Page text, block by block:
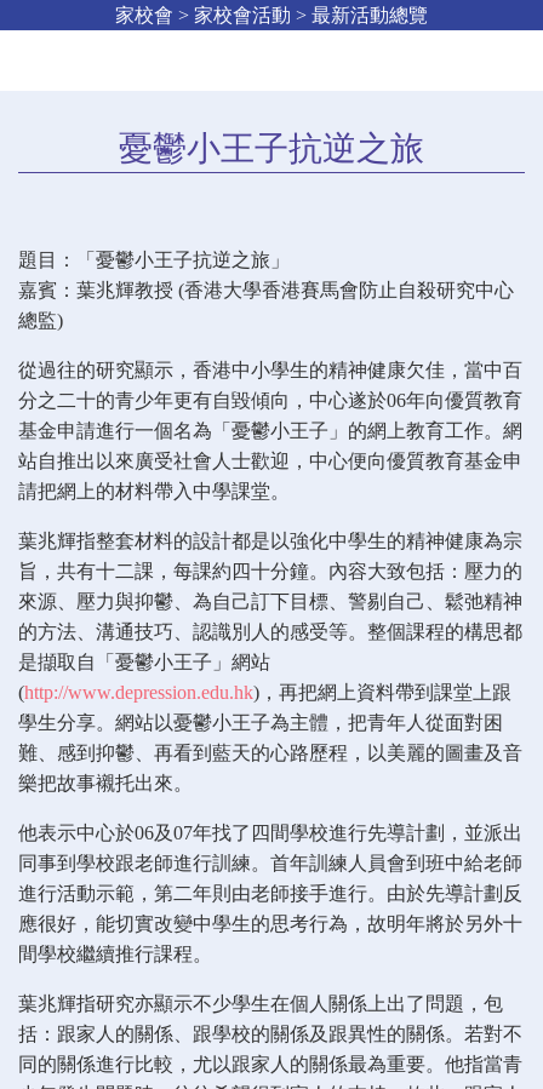
家校會 > 家校會活動 > 最新活動總覽
憂鬱小王子抗逆之旅
題目：「憂鬱小王子抗逆之旅」
嘉賓：葉兆輝教授 (香港大學香港賽馬會防止自殺研究中心
總監)
從過往的研究顯示，香港中小學生的精神健康欠佳，當中百
分之二十的青少年更有自毀傾向，中心遂於06年向優質教育
基金申請進行一個名為「憂鬱小王子」的網上教育工作。網
站自推出以來廣受社會人士歡迎，中心便向優質教育基金申
請把網上的材料帶入中學課堂。
葉兆輝指整套材料的設計都是以強化中學生的精神健康為宗
旨，共有十二課，每課約四十分鐘。內容大致包括：壓力的
來源、壓力與抑鬱、為自己訂下目標、警剔自己、鬆弛精神
的方法、溝通技巧、認識別人的感受等。整個課程的構思都
是擷取自「憂鬱小王子」網站
(http://www.depression.edu.hk)，再把網上資料帶到課堂上跟
學生分享。網站以憂鬱小王子為主體，把青年人從面對困
難、感到抑鬱、再看到藍天的心路歷程，以美麗的圖畫及音
樂把故事襯托出來。
他表示中心於06及07年找了四間學校進行先導計劃，並派出
同事到學校跟老師進行訓練。首年訓練人員會到班中給老師
進行活動示範，第二年則由老師接手進行。由於先導計劃反
應很好，能切實改變中學生的思考行為，故明年將於另外十
間學校繼續推行課程。
葉兆輝指研究亦顯示不少學生在個人關係上出了問題，包
括：跟家人的關係、跟學校的關係及跟異性的關係。若對不
同的關係進行比較，尤以跟家人的關係最為重要。他指當青